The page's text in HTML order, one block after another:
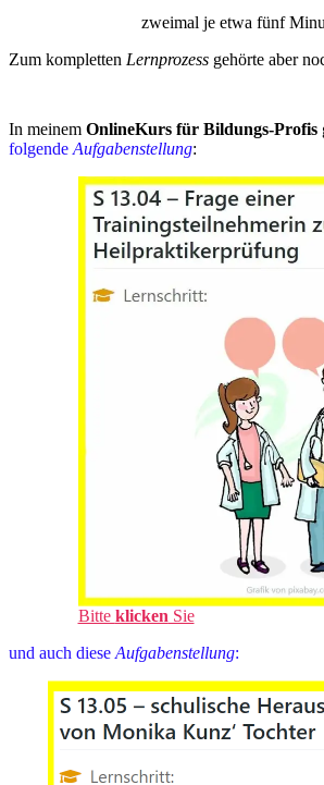
zweimal je etwa fünf
Zum kompletten Lernprozess gehörte aber
In meinem OnlineKurs für Bildungs-Profis
folgende Aufgabenstellung:
Bitte klicken Sie
und auch diese Aufgabenstellung: